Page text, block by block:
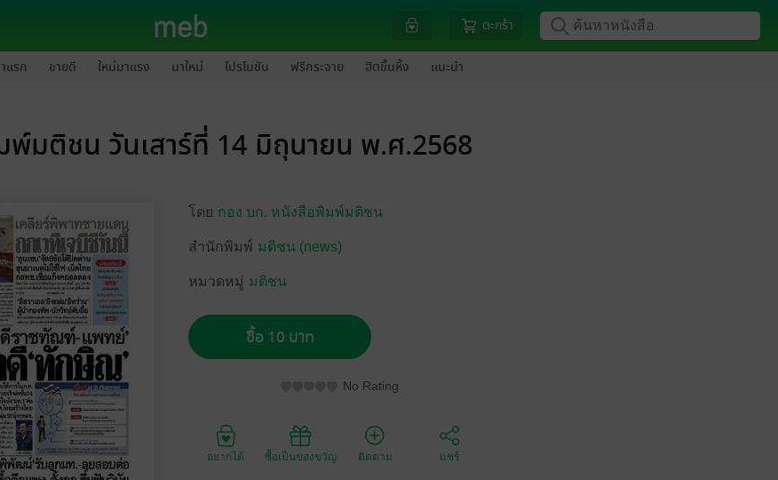
ตะกร้า
แรก ขายดี ใหม่มาแรง มาใหม่ โปรโมชัน ฟรีกระจาย ฮิตขึ้นหิ้ง แนะนำ
มติชน วันเสาร์ที่ 14 มิถุนายน พ.ศ.2568
โดย กอง บก. หนังสือพิมพ์มติชน
สำนักพิมพ์ มติชน (news)
หมวดหมู่ มติชน
ซื้อ 10 บาท
No Rating
อยากได้ ซื้อเป็นของขวัญ ติดตาม แชร์